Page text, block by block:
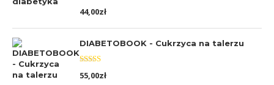
Oceniono
5.00na 5
44,00zł
DIABETOBOOK - Cukrzyca na talerzu
Oceniono
5.00na 5
55,00zł